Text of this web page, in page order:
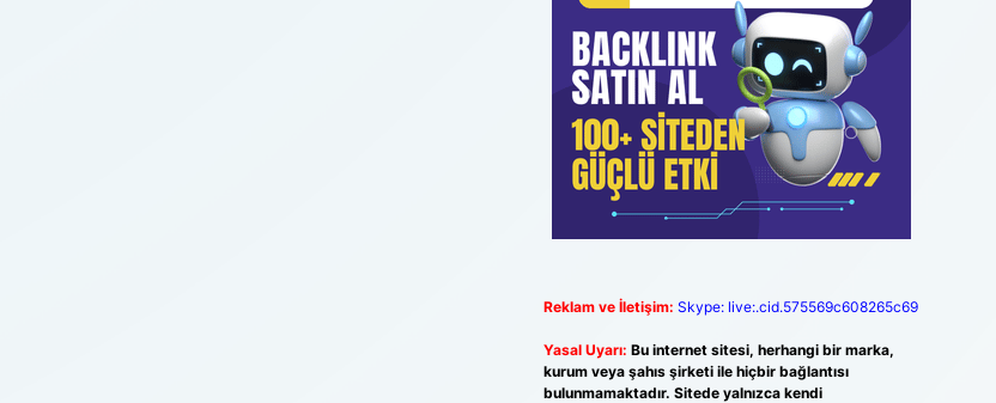
Reklam ve İletişim: Skype: live:.cid.575569c608265c69
Yasal Uyarı: Bu internet sitesi, herhangi bir marka,
kurum veya şahıs şirketi ile hiçbir bağlantısı
bulunmamaktadır. Sitede yalnızca kendi